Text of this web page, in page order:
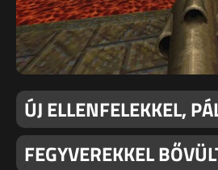
ÚJ ELLENFELEKKEL,
FEGYVEREKKEL